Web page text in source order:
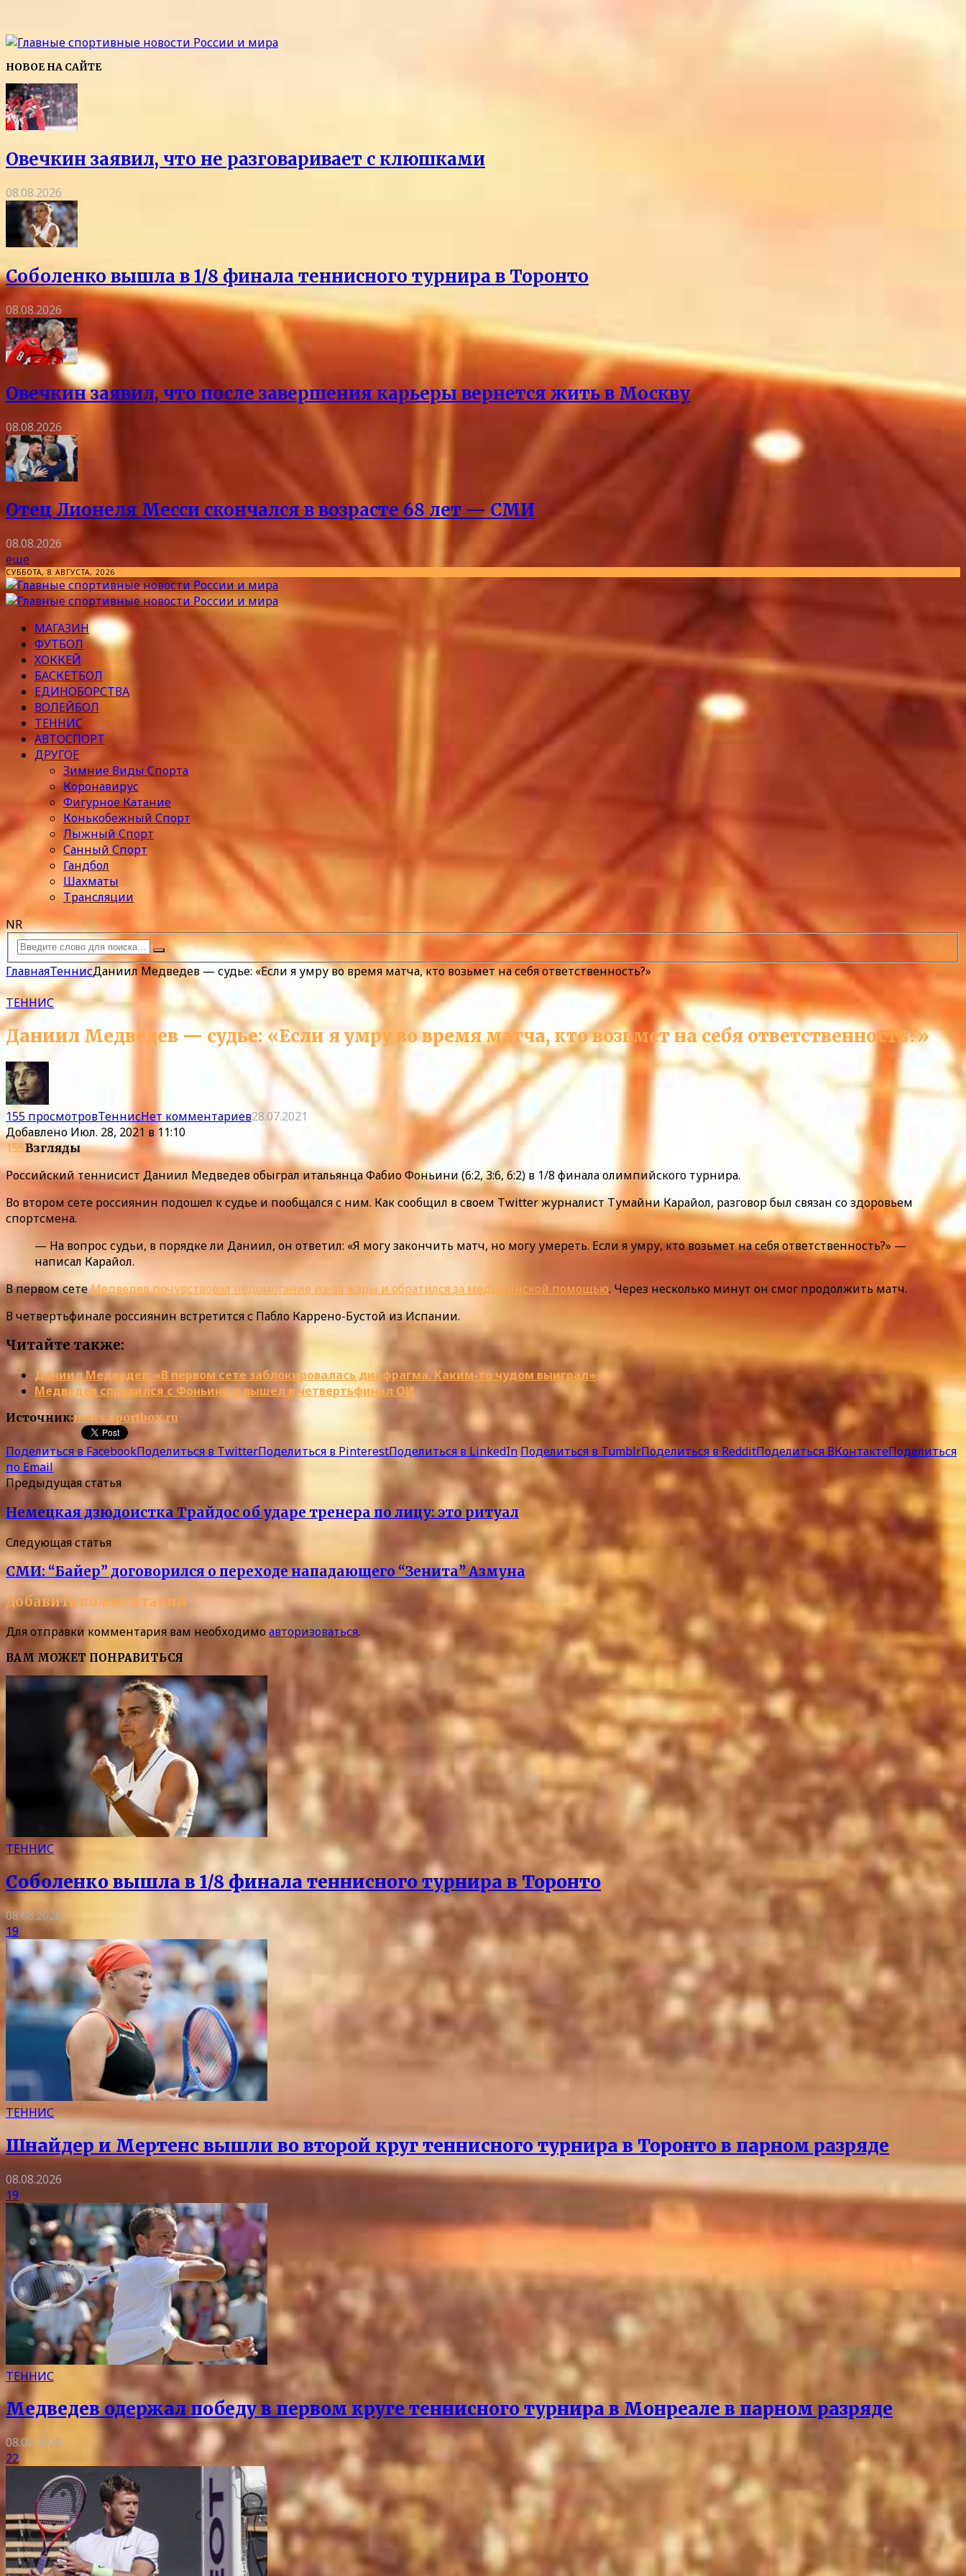
НОВОЕ НА САЙТЕ
Овечкин заявил, что не разговаривает с клюшками
08.08.2026
Соболенко вышла в 1/8 финала теннисного турнира в Торонто
08.08.2026
Овечкин заявил, что после завершения карьеры вернется жить в Москву
08.08.2026
Отец Лионеля Месси скончался в возрасте 68 лет — СМИ
08.08.2026
еще
СУББОТА, 8 АВГУСТА, 2026
МАГАЗИН
ФУТБОЛ
ХОККЕЙ
БАСКЕТБОЛ
ЕДИНОБОРСТВА
ВОЛЕЙБОЛ
ТЕННИС
АВТОСПОРТ
ДРУГОЕ
Зимние Виды Спорта
Коронавирус
Фигурное Катание
Конькобежный Спорт
Лыжный Спорт
Санный Спорт
Гандбол
Шахматы
Трансляции
NR
ГлавнаяТеннисДаниил Медведев — судье: «Если я умру во время матча, кто возьмет на себя ответственность?»
ТЕННИС
Даниил Медведев — судье: «Если я умру во время матча, кто возьмет на себя ответственность?»
155 просмотровТеннисНет комментариев28.07.2021
Добавлено Июл. 28, 2021 в 11:10
155Взгляды
Российский теннисист Даниил Медведев обыграл итальянца Фабио Фоньини (6:2, 3:6, 6:2) в 1/8 финала олимпийского турнира.
Во втором сете россиянин подошел к судье и пообщался с ним. Как сообщил в своем Twitter журналист Тумайни Карайол, разговор был связан со здоровьем
спортсмена.
— На вопрос судьи, в порядке ли Даниил, он ответил: «Я могу закончить матч, но могу умереть. Если я умру, кто возьмет на себя ответственность?» —
написал Карайол.
В первом сетеМедведев почувствовал недомогание из-за жары и обратился за медицинской помощью. Через несколько минут он смог продолжить матч.
В четвертьфинале россиянин встретится с Пабло Каррено-Бустой из Испании.
Читайте также:
Даниил Медведев: «В первом сете заблокировалась диафрагма. Каким-то чудом выиграл»
Медведев справился с Фоньини и вышел в четвертьфинал ОИ
Источник:news.sportbox.ru
Поделиться в FacebookПоделиться в TwitterПоделиться в PinterestПоделиться в LinkedIn Поделиться в TumblrПоделиться в RedditПоделиться ВКонтактеПоделиться
по Email
Предыдущая статья
Немецкая дзюдоистка Трайдос об ударе тренера по лицу: это ритуал
Следующая статья
СМИ: “Байер” договорился о переходе нападающего “Зенита” Азмуна
Добавить комментарий
Для отправки комментария вам необходимоавторизоваться.
ВАМ МОЖЕТ ПОНРАВИТЬСЯ
ТЕННИС
Соболенко вышла в 1/8 финала теннисного турнира в Торонто
08.08.2026
19
ТЕННИС
Шнайдер и Мертенс вышли во второй круг теннисного турнира в Торонто в парном разряде
08.08.2026
19
ТЕННИС
Медведев одержал победу в первом круге теннисного турнира в Монреале в парном разряде
08.08.2026
22